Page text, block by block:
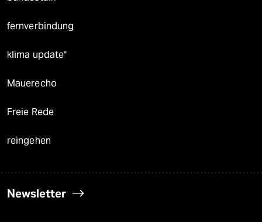
fernverbindung
klima update°
Mauerecho
Freie Rede
reingehen
Newsletter